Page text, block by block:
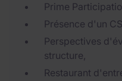
Prime
Présence d'un
Perspectives
structure,
Restaurant